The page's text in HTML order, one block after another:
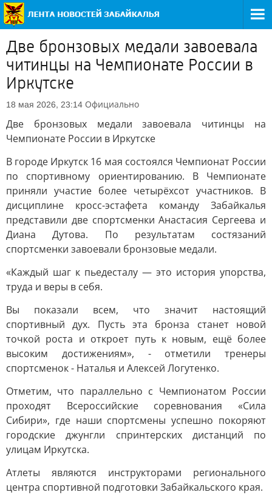
Две бронзовых медали завоевала
читинцы на Чемпионате России в
Иркутске
18 мая 2026, 23:14 Официально
Две бронзовых медали завоевала читинцы на
Чемпионате России в Иркутске
В городе Иркутск 16 мая состоялся Чемпионат России
по спортивному ориентированию. В Чемпионате
приняли участие более четырёхсот участников. В
дисциплине кросс-эстафета команду Забайкалья
представили две спортсменки Анастасия Сергеева и
Диана Дутова. По результатам состязаний
спортсменки завоевали бронзовые медали.
«Каждый шаг к пьедесталу — это история упорства,
труда и веры в себя.
Вы показали всем, что значит настоящий
спортивный дух. Пусть эта бронза станет новой
точкой роста и откроет путь к новым, ещё более
высоким достижениям», - отметили тренеры
спортсменок - Наталья и Алексей Логутенко.
Отметим, что параллельно с Чемпионатом России
проходят Всероссийские соревнования «Сила
Сибири», где наши спортсмены успешно покоряют
городские джунгли спринтерских дистанций по
улицам Иркутска.
Атлеты являются инструкторами регионального
центра спортивной подготовки Забайкальского края.